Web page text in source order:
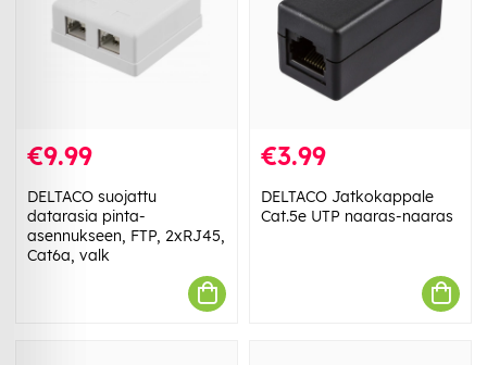
€9.99
DELTACO suojattu
datarasia pinta-
asennukseen, FTP, 2xRJ45,
Cat6a, valk
€3.99
DELTACO Jatkokappale
Cat.5e UTP naaras-naaras